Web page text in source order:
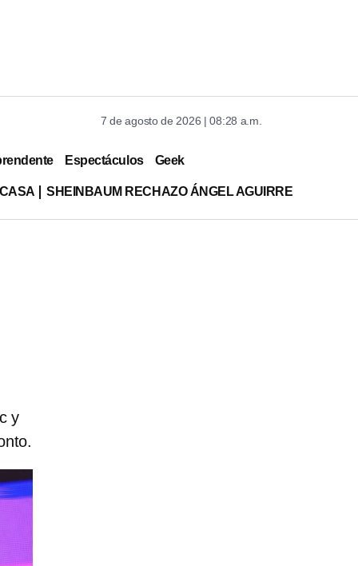
7 de agosto de 2026 | 08:28 a.m.
Espectáculos Geek
SHEINBAUM RECHAZO ÁNGEL AGUIRRE
y